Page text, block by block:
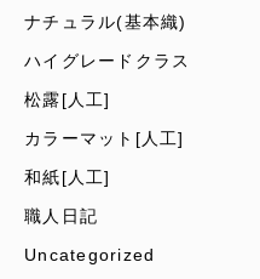
ナチュラル(基本織)
ハイグレードクラス
松露[人工]
カラーマット[人工]
和紙[人工]
職人日記
Uncategorized